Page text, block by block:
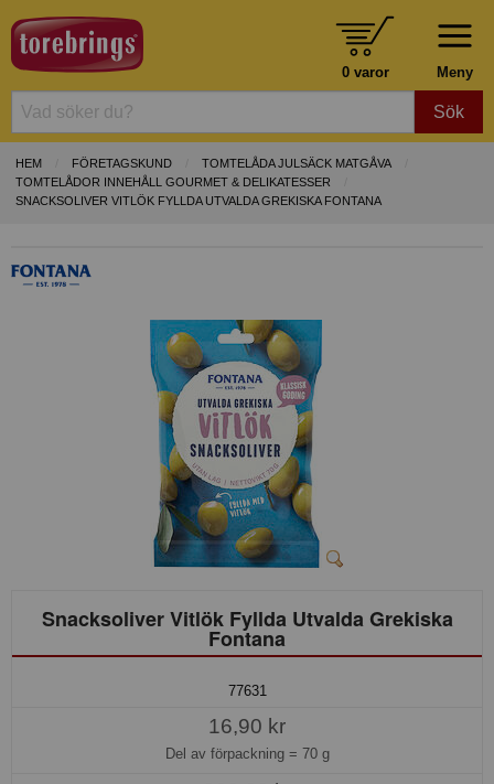
Meny
0 varor
Sök
HEM FÖRETAGSKUND
TOMTELÅDA JULSÄCK MATGÅVA
TOMTELÅDOR INNEHÅLL GOURMET & DELIKATESSER
SNACKSOLIVER VITLÖK FYLLDA UTVALDA GREKISKA FONTANA
Snacksoliver Vitlök Fyllda Utvalda Grekiska
Fontana
77631
16,90 kr
Del av förpackning = 70 g